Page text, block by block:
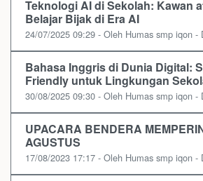
Teknologi AI di Sekolah: Kawan
Belajar Bijak di Era AI
24/07/2025 09:29 - Oleh Humas smp iqon -
Bahasa Inggris di Dunia Digital:
Friendly untuk Lingkungan
30/08/2025 09:30 - Oleh Humas smp iqon -
UPACARA BENDERA
AGUSTUS
17/08/2023 17:17 - Oleh Humas smp iqon -